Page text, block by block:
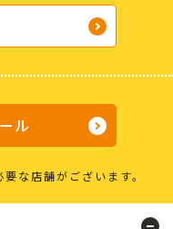
ル
な店舗がございます。